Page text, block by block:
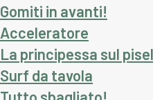
Gomiti in avanti!
Acceleratore
La principessa sul
Surf da tavola